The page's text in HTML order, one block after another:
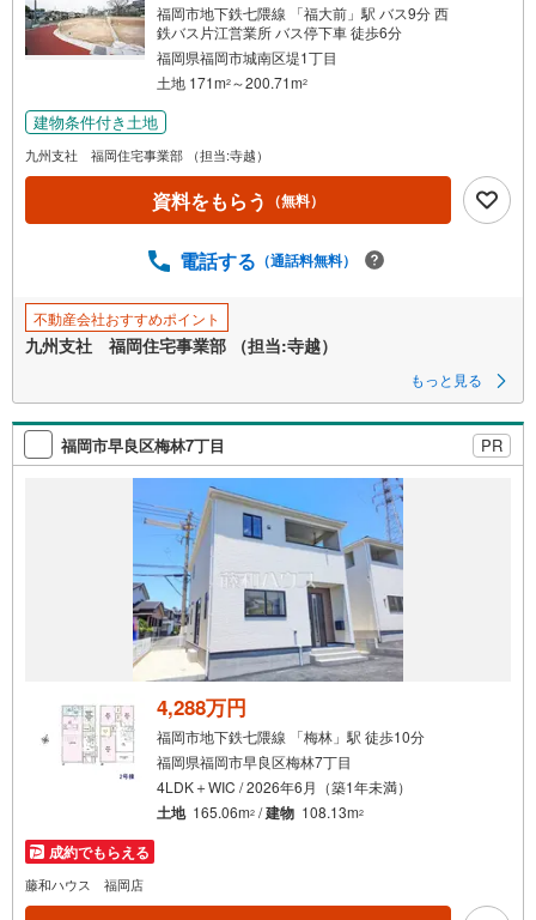
福岡市地下鉄七隈線 「福大前」駅 バス9分 西
鉄バス片江営業所 バス停下車 徒歩6分
福岡県福岡市城南区堤1丁目
土地 171m2 ～200.71m2
建物条件付き土地
九州支社 福岡住宅事業部 （担当:寺越）
資料をもらう （無料）
電話する （通話料無料）
不動産会社おすすめポイント
九州支社 福岡住宅事業部 （担当:寺越）
もっと見る
福岡市早良区梅林7丁目 PR
4,288万円
福岡市地下鉄七隈線 「梅林」駅 徒歩10分
福岡県福岡市早良区梅林7丁目
4LDK＋WIC / 2026年6月（築1年未満）
土地 165.06m2 /建物 108.13m2
成約でもらえる
藤和ハウス 福岡店